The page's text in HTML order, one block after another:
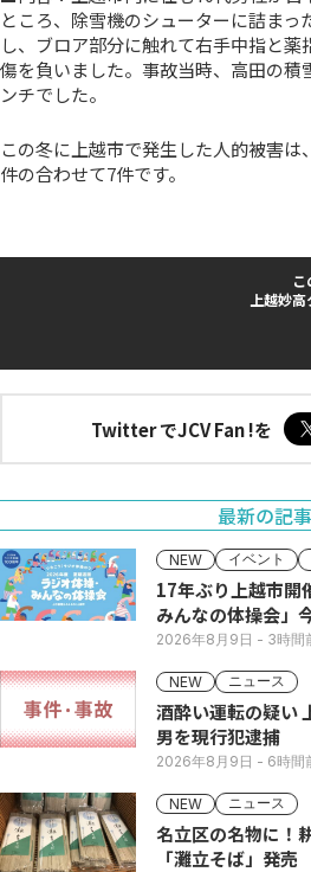
ところ、除雪機のシューターに詰まっ
し、ブロア部分に触れて右手中指と
傷を負いました。事故当時、高田の積
ンチでした。
この冬に上越市で発生した人的被害
件の合わせて7件です。
上越妙
Twitter でJCV Fan !を
最新の記事
NEW イベント
17年ぶり上越市開
みんなの体操会」
2026年8月9日 - 3時間
NEW ニュース
酒酔い運転の疑い
男を現行犯逮捕
2026年8月9日 - 6時間
NEW ニュース
名立区の名物に！
「灘立そば」発売